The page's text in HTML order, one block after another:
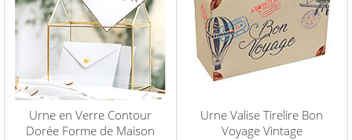
Urne en Verre Contour
Dorée Forme de Maison
Urne Valise Tirelire Bon
Voyage Vintage